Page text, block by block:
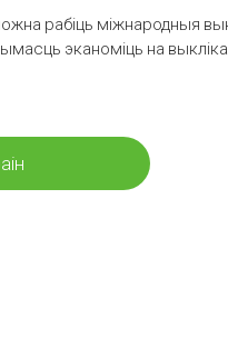
рабіць міжнародныя
эканоміць на